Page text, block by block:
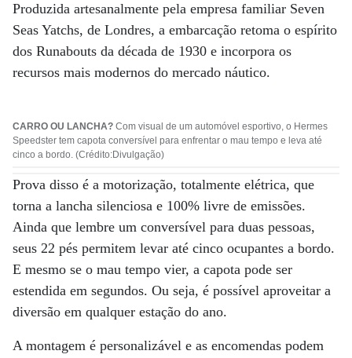
Produzida artesanalmente pela empresa familiar Seven
Seas Yatchs, de Londres, a embarcação retoma o espírito
dos Runabouts da década de 1930 e incorpora os
recursos mais modernos do mercado náutico.
CARRO OU LANCHA? Com visual de um automóvel esportivo, o Hermes
Speedster tem capota conversível para enfrentar o mau tempo e leva até
cinco a bordo. (Crédito:Divulgação)
Prova disso é a motorização, totalmente elétrica, que
torna a lancha silenciosa e 100% livre de emissões.
Ainda que lembre um conversível para duas pessoas,
seus 22 pés permitem levar até cinco ocupantes a bordo.
E mesmo se o mau tempo vier, a capota pode ser
estendida em segundos. Ou seja, é possível aproveitar a
diversão em qualquer estação do ano.
A montagem é personalizável e as encomendas podem